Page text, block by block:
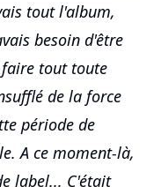
tout l'album,
besoin d'être
faire tout toute
de la force
période de
A ce moment-là,
label... C'était